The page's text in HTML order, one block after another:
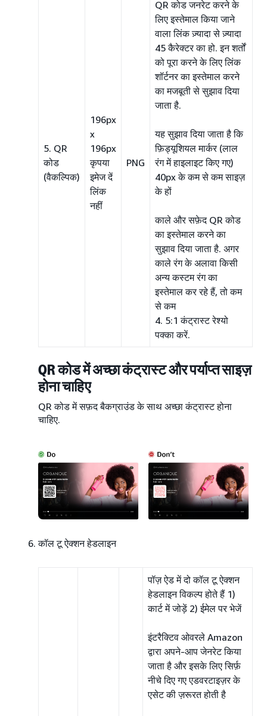
5. QR
कोड
(वैकल्पिक)
196px
x
196px
कृपया
इमेज दें
लिंक
नहीं
PNG
QR कोड जनरेट करने के
लिए इस्तेमाल किया जाने
वाला लिंक ज़्यादा से ज़्यादा
45 कैरेक्टर का हो. इन शर्तों
को पूरा करने के लिए लिंक
शॉर्टनर का इस्तेमाल करने
का मजबूती से सुझाव दिया
जाता है.
यह सुझाव दिया जाता है कि
फ़िड्यूशियल मार्कर (लाल
रंग में हाइलाइट किए गए)
40px के कम से कम साइज़
के हों
काले और सफ़ेद QR कोड
का इस्तेमाल करने का
सुझाव दिया जाता है. अगर
काले रंग के अलावा किसी
अन्य कस्टम रंग का
इस्तेमाल कर रहे हैं, तो कम
से कम
4. 5:1 कंट्रास्ट रेश्यो
पक्का करें.
QR कोड में अच्छा कंट्रास्ट और पर्याप्त साइज़
होना चाहिए
QR कोड में सफ़द बैकग्राउंड के साथ अच्छा कंट्रास्ट होना
चाहिए.
कॉल टू ऐक्शन हेडलाइन
पॉज़ ऐड में दो कॉल टू ऐक्शन
हेडलाइन विकल्प होते हैं 1)
कार्ट में जोड़ें 2) ईमेल पर भेजें
इंटरैक्टिव ओवरले Amazon
द्वारा अपने-आप जेनरेट किया
जाता है और इसके लिए सिर्फ़
नीचे दिए गए एडवरटाइज़र के
एसेट की ज़रूरत होती है